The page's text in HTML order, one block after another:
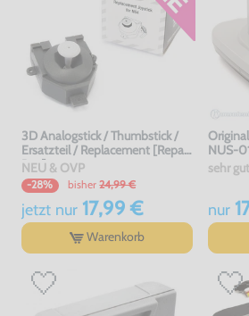
3D Analogstick / Thumbstick /
Ersatzteil / Replacement [Repair
Box]
NEU & OVP
-28% bisher 24,99 €
jetzt nur17,99 €
Warenkorb
NUS-
sehr
nur